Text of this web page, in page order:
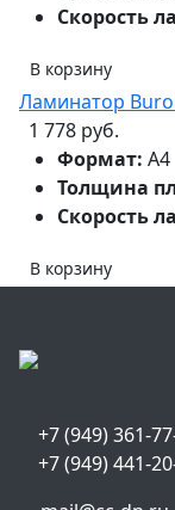
Скорость
В корзину
Ламинатор
1 778 руб.
Формат: А4
Толщина
Скорость
В корзину
+7 (949) 361-
+7 (949) 441-